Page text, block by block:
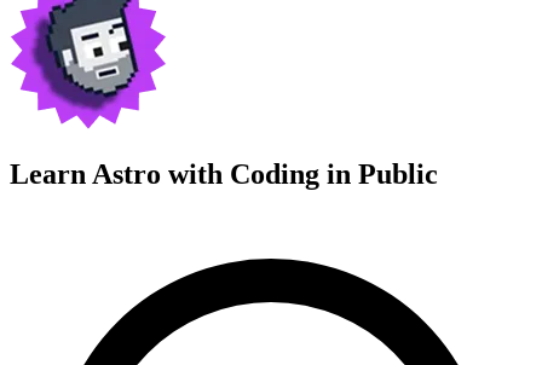
Learn Astro with Coding in Public